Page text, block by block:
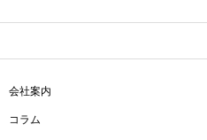
会社案内
コラム